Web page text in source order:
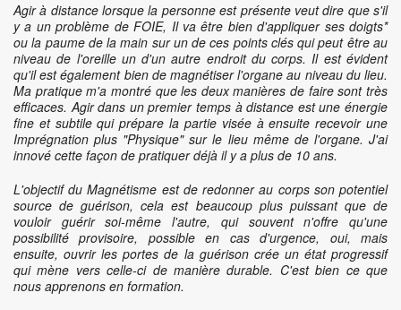
Agir à distance lorsque la personne est présente veut dire que s'il
y a un problème de FOIE, Il va être bien d'appliquer ses doigts*
ou la paume de la main sur un de ces points clés qui peut être au
niveau de l'oreille un d'un autre endroit du corps. Il est évident
qu'il est également bien de magnétiser l'organe au niveau du lieu.
Ma pratique m'a montré que les deux manières de faire sont très
efficaces. Agir dans un premier temps à distance est une énergie
fine et subtile qui prépare la partie visée à ensuite recevoir une
Imprégnation plus "Physique" sur le lieu même de l'organe. J'ai
innové cette façon de pratiquer déjà il y a plus de 10 ans.
L'objectif du Magnétisme est de redonner au corps son potentiel
source de guérison, cela est beaucoup plus puissant que de
vouloir guérir soi-même l'autre, qui souvent n'offre qu'une
possibilité provisoire, possible en cas d'urgence, oui, mais
ensuite, ouvrir les portes de la guérison crée un état progressif
qui mène vers celle-ci de manière durable. C'est bien ce que
nous apprenons en formation.